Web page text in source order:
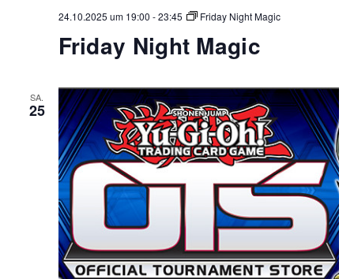
24.10.2025 um 19:00 -23:45 Friday Night Magic
Friday Night Magic
SA.
25